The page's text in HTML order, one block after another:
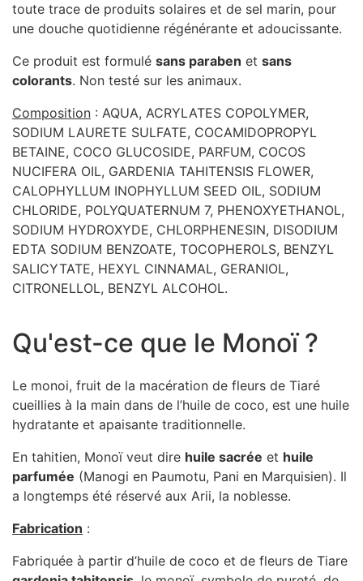
toute trace de produits solaires et de sel marin, pour
une douche quotidienne régénérante et adoucissante.
Ce produit est formulé sans paraben et sans
colorants. Non testé sur les animaux.
Composition : AQUA, ACRYLATES COPOLYMER,
SODIUM LAURETE SULFATE, COCAMIDOPROPYL
BETAINE, COCO GLUCOSIDE, PARFUM, COCOS
NUCIFERA OIL, GARDENIA TAHITENSIS FLOWER,
CALOPHYLLUM INOPHYLLUM SEED OIL, SODIUM
CHLORIDE, POLYQUATERNUM 7, PHENOXYETHANOL,
SODIUM HYDROXYDE, CHLORPHENESIN, DISODIUM
EDTA SODIUM BENZOATE, TOCOPHEROLS, BENZYL
SALICYTATE, HEXYL CINNAMAL, GERANIOL,
CITRONELLOL, BENZYL ALCOHOL.
Qu'est-ce que le Monoï ?
Le monoi, fruit de la macération de fleurs de Tiaré
cueillies à la main dans de l’huile de coco, est une huile
hydratante et apaisante traditionnelle.
En tahitien, Monoï veut dire huile sacrée et huile
parfumée (Manogi en Paumotu, Pani en Marquisien). Il
a longtemps été réservé aux Arii, la noblesse.
Fabrication :
Fabriquée à partir d’huile de coco et de fleurs de Tiare